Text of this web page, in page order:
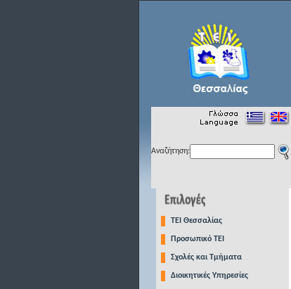
Αναζήτηση:
TEI Θεσσαλίας
Προσωπικό ΤΕΙ
Σχολές και Τμήματα
Διοικητικές Υπηρεσίες